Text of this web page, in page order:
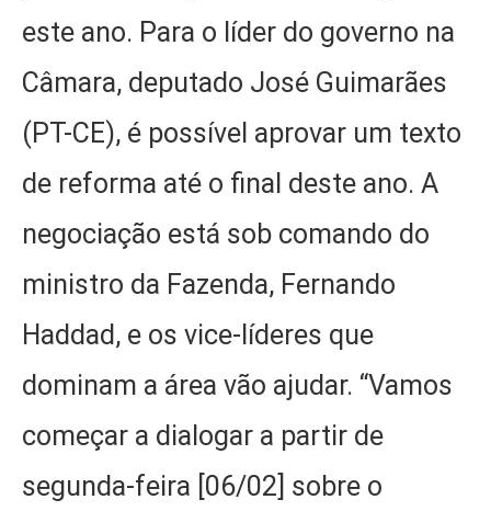
este ano. Para o líder do governo na
Câmara, deputado José Guimarães
(PT-CE), é possível aprovar um texto
de reforma até o final deste ano. A
negociação está sob comando do
ministro da Fazenda, Fernando
Haddad, e os vice-líderes que
dominam a área vão ajudar. “Vamos
começar a dialogar a partir de
segunda-feira [06/02] sobre o